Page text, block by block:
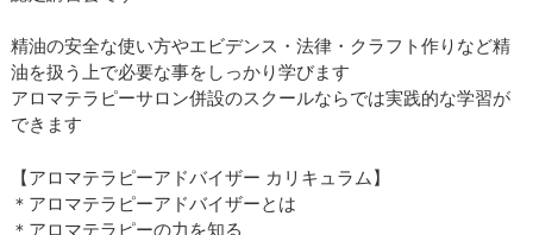
精油の安全な使い方やエビデンス・法律・クラフト作りなど精
油を扱う上で必要な事をしっかり学びます
アロマテラピーサロン併設のスクールならでは実践的な学習が
できます
【アロマテラピーアドバイザー カリキュラム】
＊アロマテラピーアドバイザーとは
＊アロマテラピーの力を知る